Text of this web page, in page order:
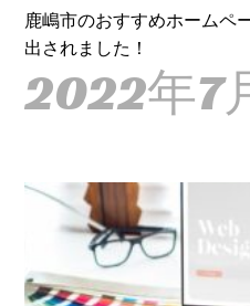
鹿嶋市のおすすめホームペ
出されました！
2022年7